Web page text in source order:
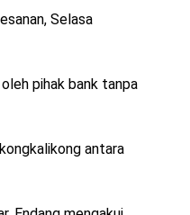
Selasa
pihak bank tanpa
antara